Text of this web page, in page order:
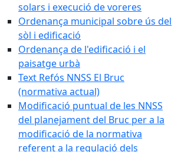
solars i execució de voreres
Ordenança municipal sobre ús del
sòl i edificació
Ordenança de l'edificació i el
paisatge urbà
Text Refós NNSS El Bruc
(normativa actual)
Modificació puntual de les NNSS
del planejament del Bruc per a la
modificació de la normativa
referent a la regulació dels